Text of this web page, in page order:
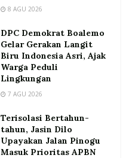
8 AGU 2026
DPC Demokrat Boalemo
Gelar Gerakan Langit
Biru Indonesia Asri, Ajak
Warga Peduli
Lingkungan
7 AGU 2026
Terisolasi Bertahun-
tahun, Jasin Dilo
Upayakan Jalan Pinogu
Masuk Prioritas APBN